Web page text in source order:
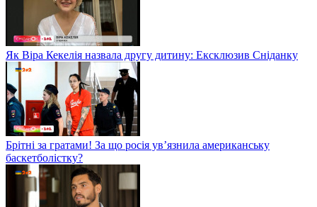
Як Віра Кекелія назвала другу дитину: Ексклюзив Сніданку
Брітні за гратами! За що росія ув’язнила американську
баскетболістку?